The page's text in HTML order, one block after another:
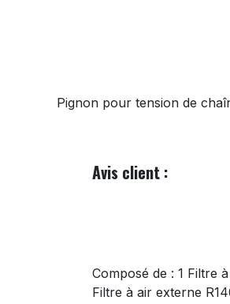
Pignon pour tension de
Avis client :
Composé de : 1 Filtre
Filtre à air externe